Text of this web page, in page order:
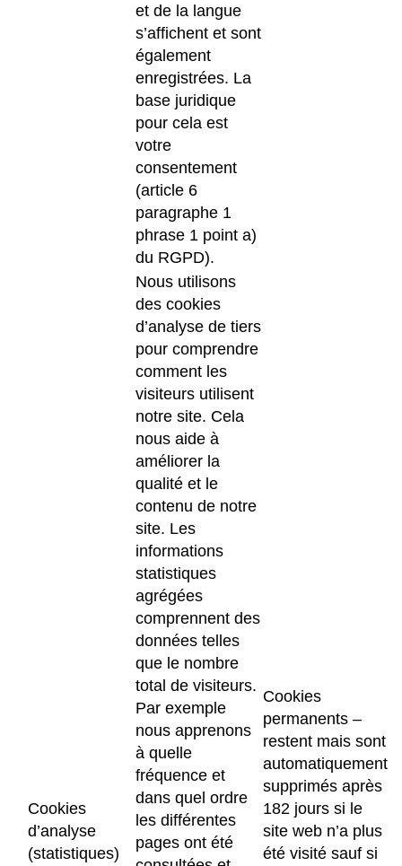
et de la langue
s’affichent et sont
également
enregistrées. La
base juridique
pour cela est
votre
consentement
(article 6
paragraphe 1
phrase 1 point a)
du RGPD).
Cookies
d’analyse
(statistiques)
Nous utilisons
des cookies
d’analyse de tiers
pour comprendre
comment les
visiteurs utilisent
notre site. Cela
nous aide à
améliorer la
qualité et le
contenu de notre
site. Les
informations
statistiques
agrégées
comprennent des
données telles
que le nombre
total de visiteurs.
Par exemple
nous apprenons
à quelle
fréquence et
dans quel ordre
les différentes
pages ont été
Cookies
permanents –
restent mais sont
automatiquement
supprimés après
182 jours si le
site web n’a plus
été visité sauf si